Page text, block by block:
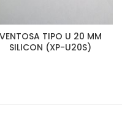
VENTOSA TIPO U 20 MM
SILICON (XP-U20S)